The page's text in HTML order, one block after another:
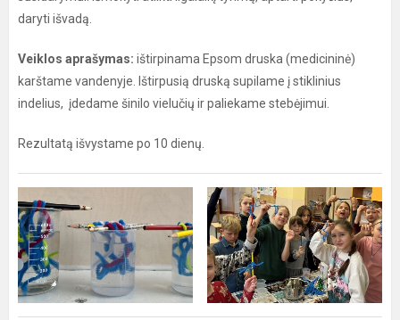
daryti išvadą.
Veiklos aprašymas: ištirpinama Epsom druska (medicininė)
karštame vandenyje. Ištirpusią druską supilame į stiklinius
indelius, įdedame šinilo vielučių ir paliekame stebėjimui.
Rezultatą išvystame po 10 dienų.